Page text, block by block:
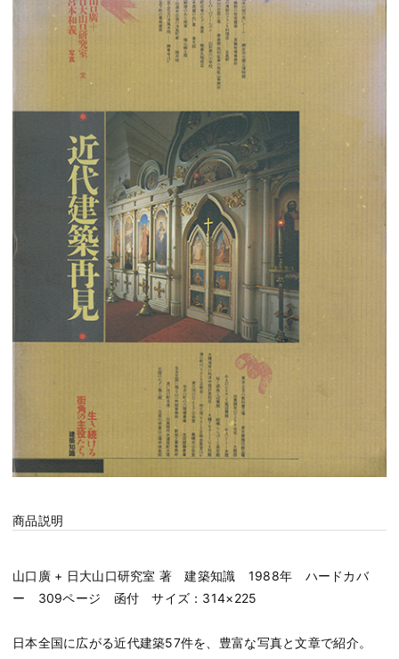
商品説明
山口廣 + 日大山口研究室 著 建築知識 1988年 ハードカバ
ー 309ページ 函付 サイズ：314×225
日本全国に広がる近代建築57件を、豊富な写真と文章で紹介。